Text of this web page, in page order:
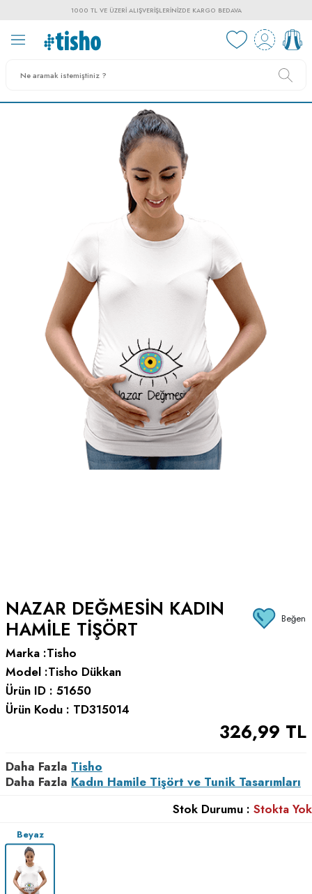
1000 TL VE ÜZERI ALIŞVERIŞLERINIZDE KARGO BEDAVA
NAZAR DEĞMESIN KADIN
HAMILE TIŞÖRT
Beğen
Marka :Tisho
Model :Tisho Dükkan
Ürün ID : 51650
Ürün Kodu : TD315014
326,99 TL
Daha Fazla Tisho
Daha Fazla Kadın Hamile Tişört ve Tunik Tasarımları
Stok Durumu : Stokta Yok
Beyaz